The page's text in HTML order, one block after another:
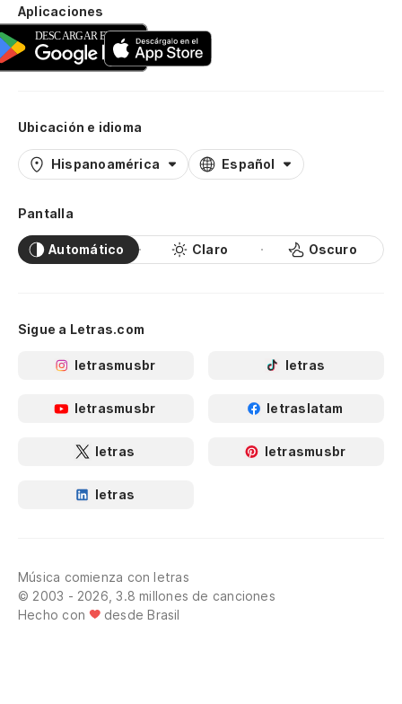
Aplicaciones
Ubicación e idioma
Hispanoamérica Español
Pantalla
Automático Claro Oscuro
Sigue a Letras.com
letrasmusbr letras
letrasmusbr letraslatam
letras letrasmusbr
letras
Música comienza con letras
© 2003 - 2026, 3.8 millones de canciones
Hecho con
desde Brasil